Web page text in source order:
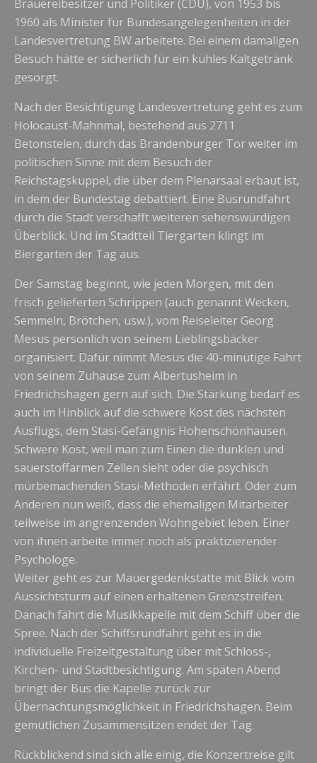
Brauereibesitzer und Politiker (CDU), von 1953 bis
1960 als Minister für Bundesangelegenheiten in der
Landesvertretung BW arbeitete. Bei einem damaligen
Besuch hätte er sicherlich für ein kühles Kaltgetränk
gesorgt.
Nach der Besichtigung Landesvertretung geht es zum
Holocaust-Mahnmal, bestehend aus 2711
Betonstelen, durch das Brandenburger Tor weiter im
politischen Sinne mit dem Besuch der
Reichstagskuppel, die über dem Plenarsaal erbaut ist,
in dem der Bundestag debattiert. Eine Busrundfahrt
durch die Stadt verschafft weiteren sehenswürdigen
Überblick. Und im Stadtteil Tiergarten klingt im
Biergarten der Tag aus.
Der Samstag beginnt, wie jeden Morgen, mit den
frisch gelieferten Schrippen (auch genannt Wecken,
Semmeln, Brötchen, usw.), vom Reiseleiter Georg
Mesus persönlich von seinem Lieblingsbäcker
organisiert. Dafür nimmt Mesus die 40-minütige Fahrt
von seinem Zuhause zum Albertusheim in
Friedrichshagen gern auf sich. Die Stärkung bedarf es
auch im Hinblick auf die schwere Kost des nächsten
Ausflugs, dem Stasi-Gefängnis Hohenschönhausen.
Schwere Kost, weil man zum Einen die dunklen und
sauerstoffarmen Zellen sieht oder die psychisch
mürbemachenden Stasi-Methoden erfährt. Oder zum
Anderen nun weiß, dass die ehemaligen Mitarbeiter
teilweise im angrenzenden Wohngebiet leben. Einer
von ihnen arbeite immer noch als praktizierender
Psychologe.
Weiter geht es zur Mauergedenkstätte mit Blick vom
Aussichtsturm auf einen erhaltenen Grenzstreifen.
Danach fährt die Musikkapelle mit dem Schiff über die
Spree. Nach der Schiffsrundfahrt geht es in die
individuelle Freizeitgestaltung über mit Schloss-,
Kirchen- und Stadtbesichtigung. Am späten Abend
bringt der Bus die Kapelle zurück zur
Übernachtungsmöglichkeit in Friedrichshagen. Beim
gemütlichen Zusammensitzen endet der Tag.
Rückblickend sind sich alle einig, die Konzertreise gilt